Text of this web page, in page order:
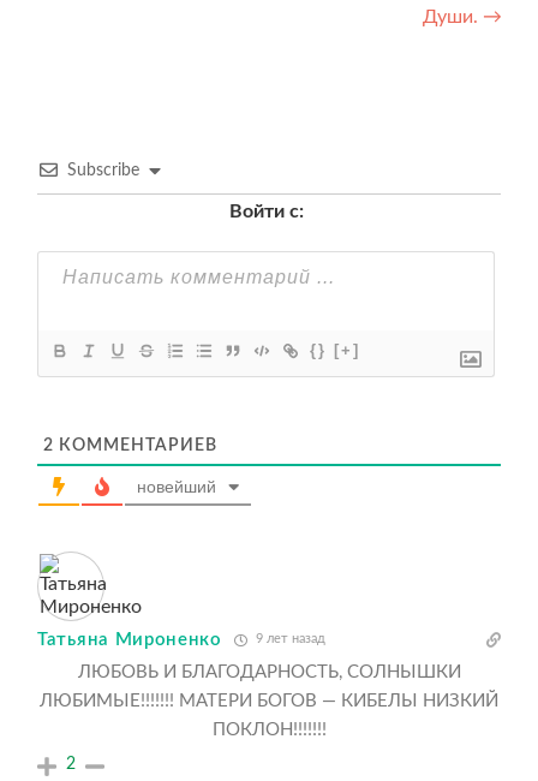
Души. →
Subscribe
Войти с:
{} [+]
2 КОММЕНТАРИЕВ
новейший
Татьяна Мироненко 9 лет назад
ЛЮБОВЬ И БЛАГОДАРНОСТЬ, СОЛНЫШКИ
ЛЮБИМЫЕ!!!!!!! МАТЕРИ БОГОВ — КИБЕЛЫ НИЗКИЙ
ПОКЛОН!!!!!!!
2